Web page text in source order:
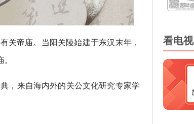
关帝庙。当阳关陵始建于东汉末年，
，来自海内外的关公文化研究专家学
看电视